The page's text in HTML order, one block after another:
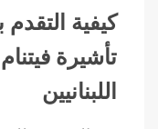
كيفية
تأشيرة
اللبنانيين